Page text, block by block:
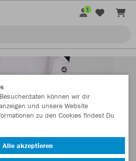
1
können wir dir
und unsere Website
zu den Cookies findest Du
Alle akzeptieren